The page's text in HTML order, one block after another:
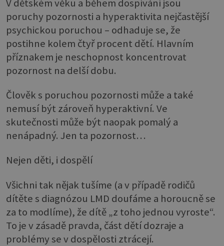
V dětském věku a během dospívání jsou
poruchy pozornosti a hyperaktivita nejčastější
psychickou poruchou – odhaduje se, že
postihne kolem čtyř procent dětí. Hlavním
příznakem je neschopnost koncentrovat
pozornost na delší dobu.
Člověk s poruchou pozornosti může a také
nemusí být zároveň hyperaktivní. Ve
skutečnosti může být naopak pomalý a
nenápadný. Jen ta pozornost…
Nejen děti, i dospělí
Všichni tak nějak tušíme (a v případě rodičů
dítěte s diagnózou LMD doufáme a horoucně se
za to modlíme), že dítě „z toho jednou vyroste“.
To je v zásadě pravda, část dětí dozraje a
problémy se v dospělosti ztrácejí.